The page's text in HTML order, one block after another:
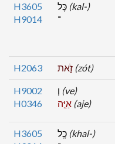
H3605
H9014
(kal-)
־
H2063 (zót)
H9002
H0346
(ve)
(aje)
H3605
(khal-)